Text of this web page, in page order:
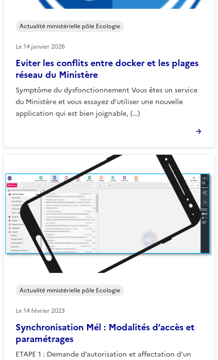
Eviter les conflits entre docker et les plages
réseau du Ministère
Symptôme du dysfonctionnement Vous êtes un service
du Ministère et vous essayez d’utiliser une nouvelle
application qui est bien joignable, (…)
Actualité ministérielle pôle Ecologie
Le14 janvier 2026
Synchronisation Mél : Modalités d’accès et
paramétrages
ETAPE 1 : Demande d’autorisation et affectation d’un
Actualité ministérielle pôle Ecologie
Le14 février 2023